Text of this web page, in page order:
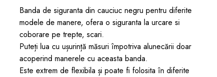
Banda de siguranta din cauciuc negru pentru diferite
modele de manere, ofera o siguranta la urcare si
coborare pe trepte, scari.
Puteți lua cu ușurință măsuri împotriva alunecării doar
acoperind manerele cu aceasta banda.
Este extrem de flexibila și poate fi folosita în diferite